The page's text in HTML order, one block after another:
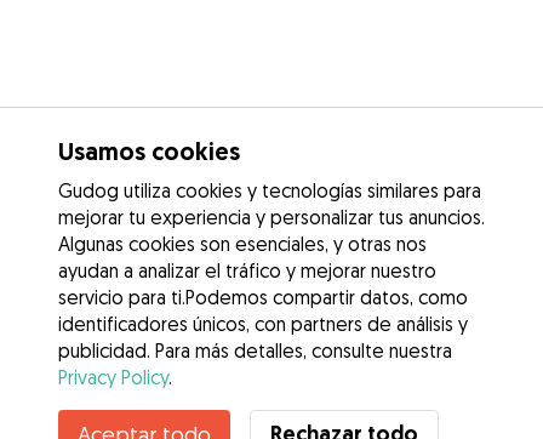
Contacta con Cristina
Usamos cookies
Gudog utiliza cookies y tecnologías similares para
mejorar tu experiencia y personalizar tus anuncios.
Algunas cookies son esenciales, y otras nos
ayudan a analizar el tráfico y mejorar nuestro
servicio para ti.Podemos compartir datos, como
identificadores únicos, con partners de análisis y
publicidad. Para más detalles, consulte nuestra
Privacy Policy.